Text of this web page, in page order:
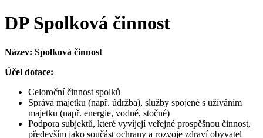
DP Spolková činnost
Název: Spolková činnost
Účel dotace:
Celoroční činnost spolků
Správa majetku (např. údržba), služby spojené s užíváním
majetku (např. energie, vodné, stočné)
Podpora subjektů, které vyvíjejí veřejné prospěšnou činnost,
především jako součást ochrany a rozvoje zdraví obyvatel